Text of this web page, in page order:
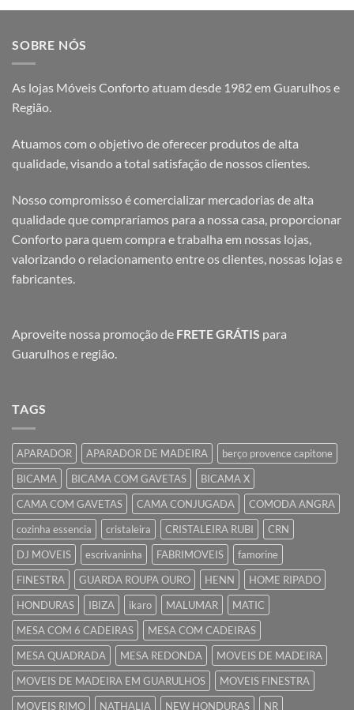
SOBRE NÓS
As lojas Móveis Conforto atuam desde 1982 em Guarulhos e
Região.
Atuamos com o objetivo de oferecer produtos de alta
qualidade, visando a total satisfação de nossos clientes.
Nosso compromisso é comercializar mercadorias de alta
qualidade que compraríamos para a nossa casa, proporcionar
Conforto para quem compra e trabalha em nossas lojas,
valorizando o relacionamento entre os clientes, nossas lojas e
fabricantes.
Aproveite nossa promoção de FRETE GRÁTIS para
Guarulhos e região.
TAGS
APARADOR APARADOR DE MADEIRA
berço provence capitone
BICAMA
BICAMA COM GAVETAS
BICAMA X
CAMA COM GAVETAS
CAMA CONJUGADA
COMODA ANGRA
cozinha essencia
cristaleira CRISTALEIRA RUBI
CRN
DJ MOVEIS
escrivaninha FABRIMOVEIS
famorine
FINESTRA
GUARDA ROUPA OURO HENN
HOME RIPADO
HONDURAS
IBIZA ikaro MALUMAR
MATIC
MESA COM 6 CADEIRAS
MESA COM CADEIRAS
MESA QUADRADA
MESA REDONDA
MOVEIS DE MADEIRA
MOVEIS DE MADEIRA EM GUARULHOS
MOVEIS FINESTRA
MOVEIS RIMO
NATHALIA NEW HONDURAS NR